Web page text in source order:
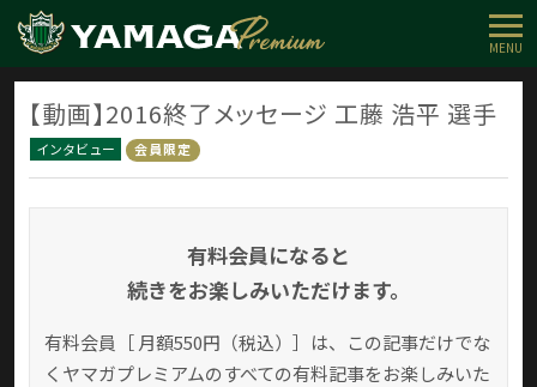
MENU
【動画】2016終了メッセージ 工藤 浩平 選手
インタビュー 会員限定
有料会員になると
続きをお楽しみいただけます。
有料会員［ 月額550円（税込）］は、この記事だけでな
く ヤマガプレミアムのすべての有料記事をお楽しみいた